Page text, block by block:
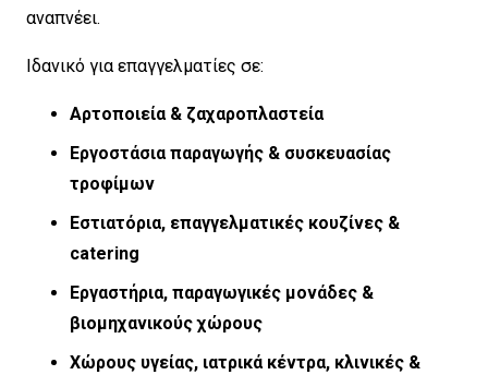
αναπνέει.
Ιδανικό για επαγγελματίες σε:
Αρτοποιεία & ζαχαροπλαστεία
Εργοστάσια παραγωγής & συσκευασίας
τροφίμων
Εστιατόρια, επαγγελματικές κουζίνες &
catering
Εργαστήρια, παραγωγικές μονάδες &
βιομηχανικούς χώρους
Χώρους υγείας, ιατρικά κέντρα, κλινικές &